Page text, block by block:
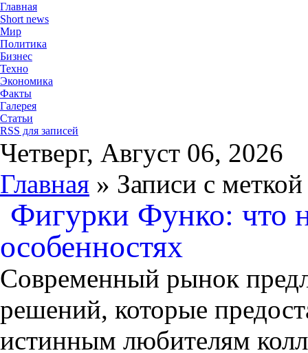
Главная
Short news
Мир
Политика
Бизнес
Техно
Экономика
Факты
Галерея
Статьи
RSS для записей
Четверг, Август 06, 2026
Главная » Записи с
Фигурки Функо: что
особенностях
Современный рынок
решений, которые
истинным любителям